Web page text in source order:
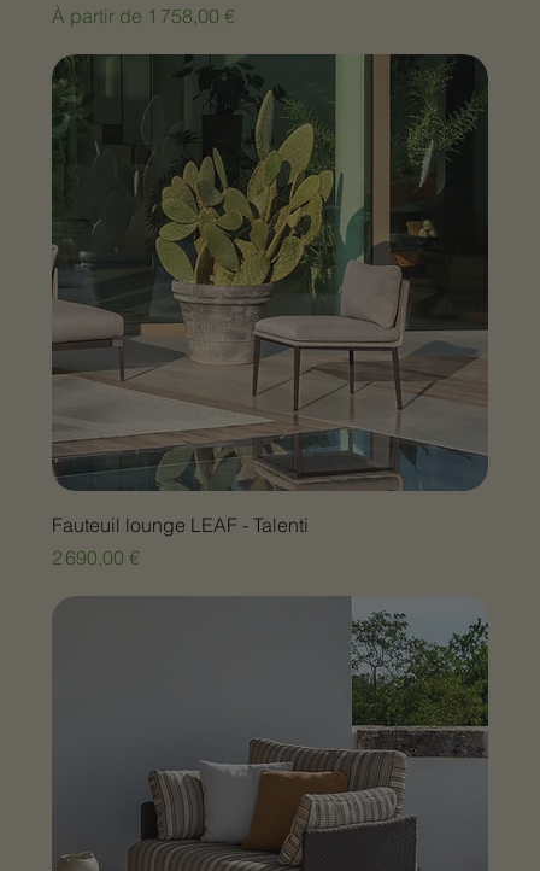
À partir de 1 758,00 €
Prix promotionnel
Fauteuil lounge LEAF - Talenti
Prix
2 690,00 €